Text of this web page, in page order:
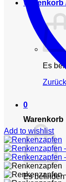
Warenkorb
Es
0
Warenkorb
Es
Add to wishlist